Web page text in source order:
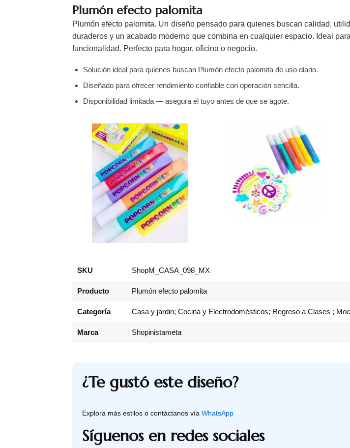
Plumón efecto palomita
Plumón efecto palomita. Un diseño pensado para quienes buscan calidad,
duraderos y un acabado moderno que combina en cualquier espacio. Ideal
funcionalidad. Perfecto para hogar, oficina o negocio.
Solución ideal para quienes buscan Plumón efecto palomita de uso diario.
Diseñado para ofrecer rendimiento confiable con operación sencilla.
Disponibilidad limitada — asegura el tuyo antes de que se agote.
SKU ShopM_CASA_098_MX
Producto Plumón efecto palomita
Categoría Casa y jardin; Cocina y Electrodomésticos; Regreso a Clases ;
Marca Shopinistameta
¿Te gustó este diseño?
Explora más estilos o contáctanos vía WhatsApp
Síguenos en redes sociales